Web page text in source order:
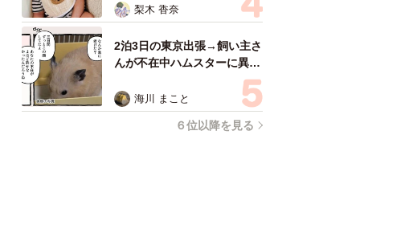
わいい構図あります？」「ベ
ストショットすぎる！」
梨木 香奈
2泊3日の東京出張→飼い主さ
んが不在中ハムスターに異
変 眉間にできた深いしわ、
「急に老けた？」【漫画】
海川 まこと
６位以降を見る